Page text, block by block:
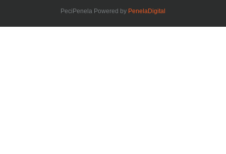
PeciPenela Powered by PenelaDigital